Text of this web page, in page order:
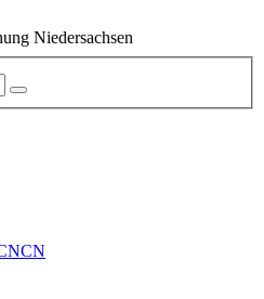
Niedersachsen
CN